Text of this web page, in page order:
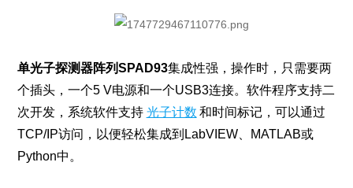
单光子探测器阵列SPAD93集成性强，操作时，只需要两
个插头，一个5 V电源和一个USB3连接。软件程序支持二
次开发，系统软件支持 光子计数 和时间标记，可以通过
TCP/IP访问，以便轻松集成到LabVIEW、MATLAB或
Python中。